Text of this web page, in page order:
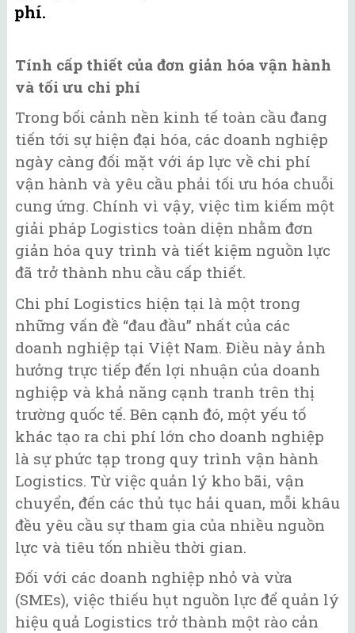
phí.
Tính cấp thiết của đơn giản hóa vận hành
và tối ưu chi phí
Trong bối cảnh nền kinh tế toàn cầu đang
tiến tới sự hiện đại hóa, các doanh nghiệp
ngày càng đối mặt với áp lực về chi phí
vận hành và yêu cầu phải tối ưu hóa chuỗi
cung ứng. Chính vì vậy, việc tìm kiếm một
giải pháp Logistics toàn diện nhằm đơn
giản hóa quy trình và tiết kiệm nguồn lực
đã trở thành nhu cầu cấp thiết.
Chi phí Logistics hiện tại là một trong
những vấn đề “đau đầu” nhất của các
doanh nghiệp tại Việt Nam. Điều này ảnh
hưởng trực tiếp đến lợi nhuận của doanh
nghiệp và khả năng cạnh tranh trên thị
trường quốc tế. Bên cạnh đó, một yếu tố
khác tạo ra chi phí lớn cho doanh nghiệp
là sự phức tạp trong quy trình vận hành
Logistics. Từ việc quản lý kho bãi, vận
chuyển, đến các thủ tục hải quan, mỗi khâu
đều yêu cầu sự tham gia của nhiều nguồn
lực và tiêu tốn nhiều thời gian.
Đối với các doanh nghiệp nhỏ và vừa
(SMEs), việc thiếu hụt nguồn lực để quản lý
hiệu quả Logistics trở thành một rào cản